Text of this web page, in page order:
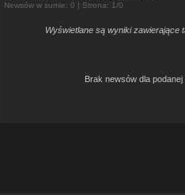
Newsów w sumie: 0 | Strona: 1/0
Wyświetlane są wyniki zawierające
Brak newsów dla podanej